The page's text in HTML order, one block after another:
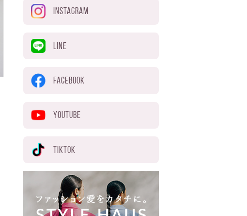
INSTAGRAM
LINE
FACEBOOK
YOUTUBE
TIKTOK